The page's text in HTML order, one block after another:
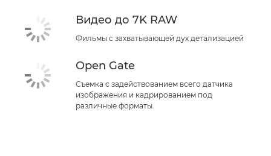
Видео до 7K RAW
Фильмы с захватывающей дух детализацией
Open Gate
Съемка с задействованием всего датчика
изображения и кадрированием под
различные форматы.